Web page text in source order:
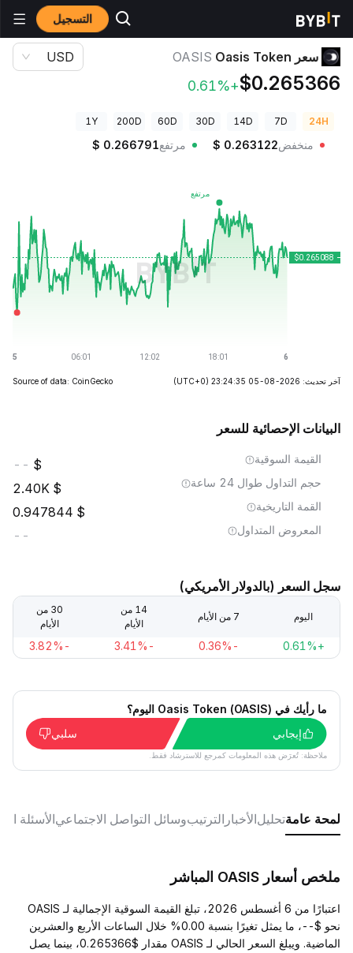
التسجيل أسعار العملات الرقمية
سعر Oasis Token OASIS
$0.265366
+0.61%
USD
24H
7D
14D
30D
60D
200D
1Y
منخفض $ 0.263122 مرتفع $ 0.266791
آخر تحديث: 2026-08-05 23:24:35 (UTC+0)
Source of data: CoinGecko
البيانات الإحصائية للسعر
القيمة السوقية --
حجم التداول طوال 24 ساعة 2.40K
القمة التاريخية 0.947844
المعروض المتداول --
سجل السعر (بالدولار الأمريكي)
اليوم 7 من الأيام
14 من
الأيام
30 من
الأيام
+0.61%
-0.36%
-3.41%
-3.82%
ما رأيك في Oasis Token (OASIS) اليوم؟
إيجابي
سلبي
ملاحظة: تُعرَض هذه المعلومات كمرجع للاسترشاد فقط.
لمحة عامةتحليلالأخبار الترتيبوسائل التواصل الاجتماعيالأسئلة
ملخص أسعار OASIS المباشر
اعتبارًا من 6 أغسطس 2026، تبلغ القيمة السوقية الإجمالية لـ OASIS
نحو $--، ما يمثل تغيرًا بنسبة 0.00% خلال الساعات الأربع والعشرين
الماضية. ويبلغ السعر الحالي لـ OASIS مقدار $0.265366، بينما يصل